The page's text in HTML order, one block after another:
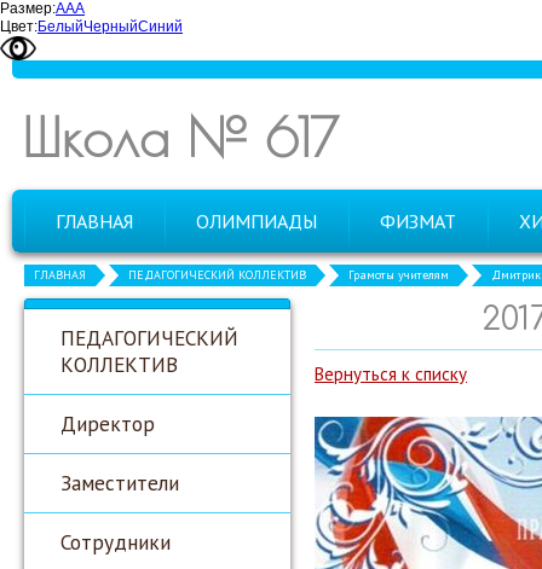
Размер:ААА
Цвет:БелыйЧерныйСиний
Школа № 617
ГЛАВНАЯ ОЛИМПИАДЫ ФИЗМАТ
ГЛАВНАЯ ПЕДАГОГИЧЕСКИЙ КОЛЛЕКТИВ Грамоты учителям
ПЕДАГОГИЧЕСКИЙ
КОЛЛЕКТИВ
Директор
Заместители
Сотрудники
Вернуться к списку